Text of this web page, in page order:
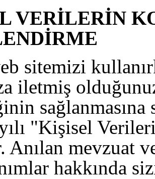
VERİLERİN
sitemizi
iletmiş
sağlanmasına
"Kişisel
Anılan mevzuat
hakkında